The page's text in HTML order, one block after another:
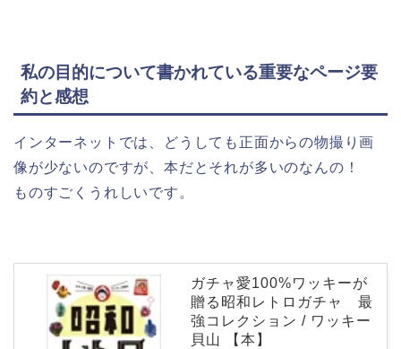
私の目的について書かれている重要なページ要
約と感想
インターネットでは、どうしても正面からの物撮り画
像が少ないのですが、本だとそれが多いのなんの！
ものすごくうれしいです。
ガチャ愛100%ワッキーが
贈る昭和レトロガチャ 最
強コレクション / ワッキー
貝山 【本】